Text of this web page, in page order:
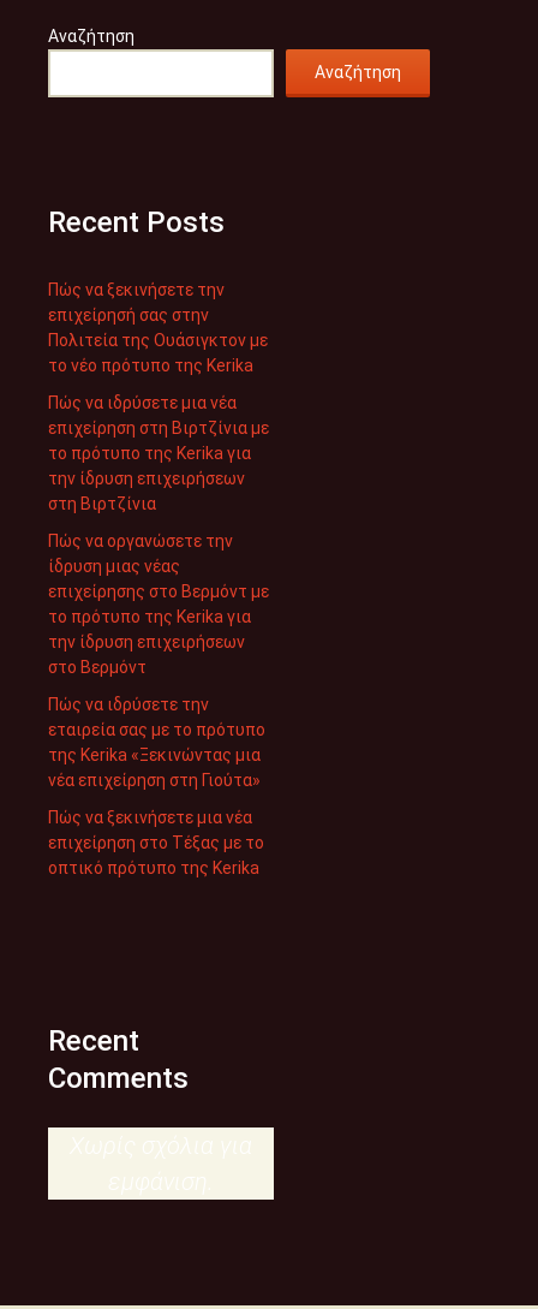
Αναζήτηση
Αναζήτηση
Recent Posts
Πώς να ξεκινήσετε την
επιχείρησή σας στην
Πολιτεία της Ουάσιγκτον με
το νέο πρότυπο της Kerika
Πώς να ιδρύσετε μια νέα
επιχείρηση στη Βιρτζίνια με
το πρότυπο της Kerika για
την ίδρυση επιχειρήσεων
στη Βιρτζίνια
Πώς να οργανώσετε την
ίδρυση μιας νέας
επιχείρησης στο Βερμόντ με
το πρότυπο της Kerika για
την ίδρυση επιχειρήσεων
στο Βερμόντ
Πώς να ιδρύσετε την
εταιρεία σας με το πρότυπο
της Kerika «Ξεκινώντας μια
νέα επιχείρηση στη Γιούτα»
Πώς να ξεκινήσετε μια νέα
επιχείρηση στο Τέξας με το
οπτικό πρότυπο της Kerika
Recent
Comments
Χωρίς σχόλια για
εμφάνιση.